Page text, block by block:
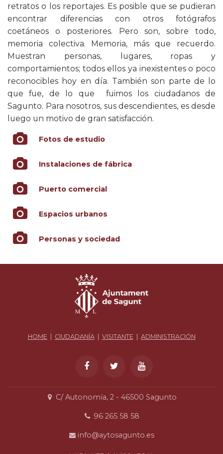
retratos o los reportajes. Es posible que se pudieran
encontrar diferencias con otros fotógrafos
coetáneos o posteriores. Pero son, sobre todo,
memoria colectiva. Memoria, más que recuerdo.
Muestran personas, lugares, ropas y
comportamientos; todos ellos ya inexistentes o poco
reconocibles hoy en día. También son parte de lo
que fue, de lo que fuimos los ciudadanos de
Sagunto. Para nosotros, sus descendientes, es desde
luego un motivo de gran satisfacción.
Fotos de estudio
Instalaciones de fábrica
Puerto comercial
Espacios urbanos
Personas y sociedad
HOME | CIUDADANÍA| VISITANTE | ADMINISTRACIÓN
C/ Autonomía, 2 - 46500 Sagunto
96 265 58 58
info@aytosagunto.es